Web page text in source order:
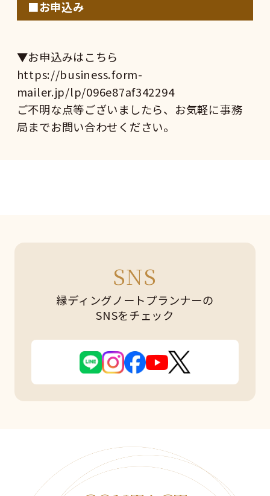
■お申込み
▼お申込みはこちら
https://business.form-
mailer.jp/lp/096e87af342294
ご不明な点等ございましたら、お気軽に事務
局までお問い合わせください。
SNS
縁ディングノートプランナーの
SNSをチェック